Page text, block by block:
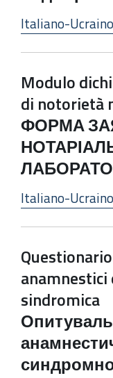
Italiano-Ucraino
Modulo
di notorietà
ФОРМА
Italiano-Ucraino
anamnestici
sindromica